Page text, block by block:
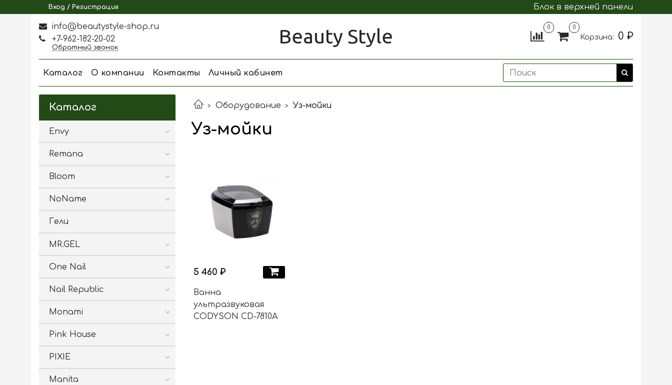
Вход / Регистрация Блок в верхней панели
info@beautystyle-shop.ru
+7-962-182-20-02
Обратный звонок Beauty Style 0 0
Корзина: 0 ₽
Каталог О компании Контакты Личный кабинет
Оборудование Уз-мойки
Уз-мойки
5 460 ₽
Ванна
ультразвуковая
CODYSON CD-7810A
Каталог
Envy
Remana
Bloom
NoName
Гели
MR.GEL
One Nail
Nail Republic
Monami
Pink House
PIXIE
Manita